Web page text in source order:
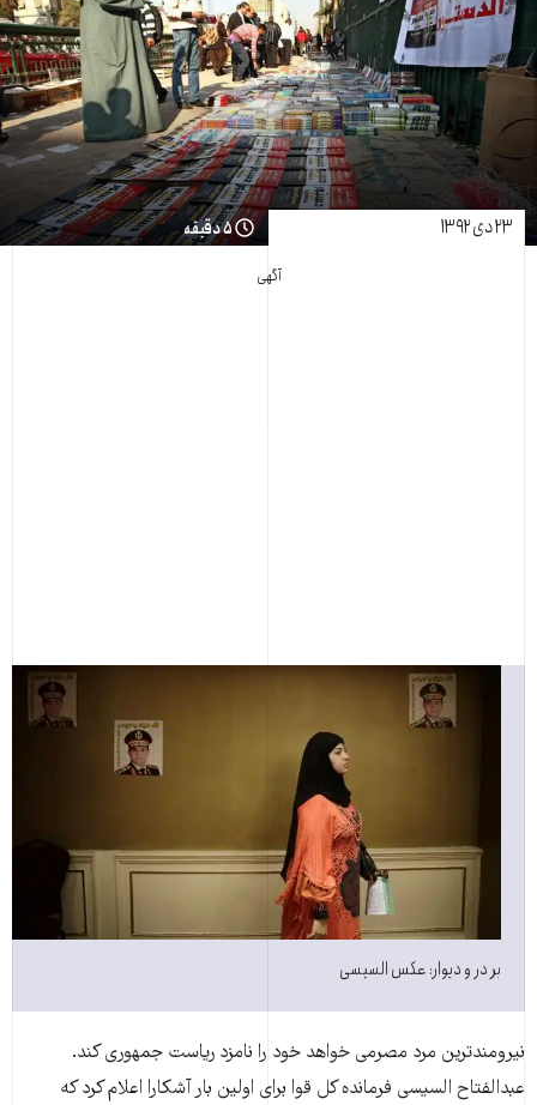
۲۳ دی ۱۳۹۲ ۵ دقیقه
آگهی
بر در و دیوار: عکس السیسی
نیرومندترین مرد مصرمی‌ خواهد خود را نامزد ریاست جمهوری کند.
عبدالفتاح السیسی فرمانده کل قوا برای اولین بار آشکارا اعلام کرد که